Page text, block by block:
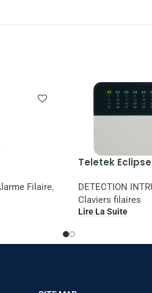
Filaire,
Teletek Eclipse
DETECTION
Claviers filaires
Lire La Suite